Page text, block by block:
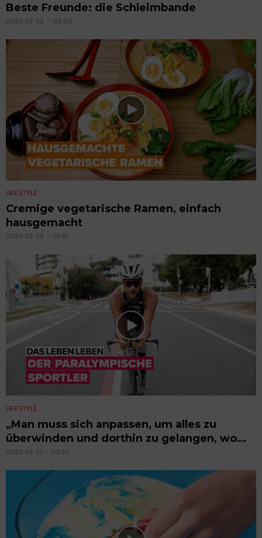
Beste Freunde: die Schleimbande
2022-07-22 03:00
LIFESTYLE
Cremige vegetarische Ramen, einfach
hausgemacht
2022-07-22 01:37
LIFESTYLE
„Man muss sich anpassen, um alles zu
überwinden und dorthin zu gelangen, wo
man hinwill.“
2022-07-21 03:25